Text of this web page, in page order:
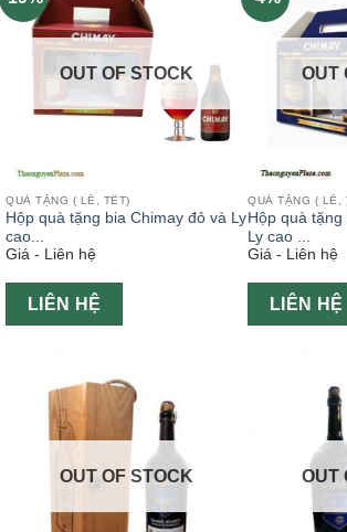
OUT OF STOCK
QUÀ TẶNG ( LỄ, TẾT)
Hộp quà tặng bia Chimay đỏ và Ly
cao...
Giá - Liên hệ
LIÊN HỆ
OUT
QUÀ TẶNG ( LỄ,
Hộp quà
Ly cao ...
Giá - Liên hệ
LIÊN HỆ
OUT OF STOCK OUT